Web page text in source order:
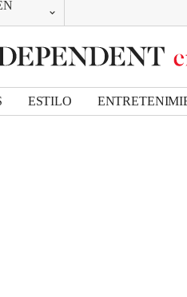
CAMBIAR
ESTILO